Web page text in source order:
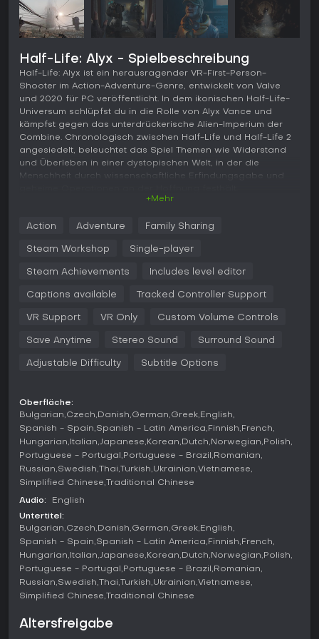
Half-Life: Alyx - Spielbeschreibung
Half-Life: Alyx ist ein herausragender VR-First-Person-
Shooter im Action-Adventure-Genre, entwickelt von Valve
und 2020 für PC veröffentlicht. In dem ikonischen Half-Life-
Universum schlüpfst du in die Rolle von Alyx Vance und
kämpfst gegen das unterdrückerische Alien-Imperium der
Combine. Chronologisch zwischen Half-Life und Half-Life 2
angesiedelt, beleuchtet das Spiel Themen wie Widerstand
und Überleben in einer dystopischen Welt, in der die
Menschheit durch wissenschaftliche Erfindungsgabe und
Das Kernelement des Gameplays basiert auf First-Person-
Interaktionen, die speziell für VR-Headsets optimiert sind und
betonen. Mit den Gravity Gloves ziehst du ferne Objekte zu
und bei der Erkundung. Der Nahkampf umfasst Waffen wie
präzises Zielen belohnt wird - etwa durch das Herauslehnen
aus Deckung oder das Werfen von Granaten, um Feinde
aufzuspüren. Puzzle-Aufgaben verlangen das Hacken
alienischer Geräte oder das Umarrangieren von Objekten,
schnelle Reflexe erfordern, um sie abzuschütteln.
erlauben es, Flaschen zu werfen, um Feinde abzulenken,
oder Fenster einzuschlagen für taktische Vorteile. Das
Design integriert VR-Steuerung nahtlos, sodass Aktionen wie
Nachladen oder das Lösen räumlicher Rätsel intuitiv und
fesselnd wirken.
Spielmodi
Half-Life: Alyx konzentriert sich auf eine Singleplayer-
Kampagne, die sich über eine lineare Abfolge von Kapiteln
entfaltet und Spieler von Stadtstraßen in alienenverseuchte
Zonen führt. Dieser Modus liefert die zentrale Story-
Erfahrung mit abwechslungsreichen Herausforderungen.
Zusätzlich zur Haupt-Kampagne unterstützt das Spiel
Community-Level durch integrierte Tools auf Basis von
+Mehr
Action Adventure Family Sharing
Steam Workshop Single-player
Steam Achievements Includes level editor
Captions available Tracked Controller Support
VR Support VR Only Custom Volume Controls
Save Anytime Stereo Sound Surround Sound
Adjustable Difficulty Subtitle Options
Oberfläche:
Bulgarian Czech Danish German Greek English
Spanish - Spain Spanish - Latin America Finnish French
Hungarian Italian Japanese Korean Dutch Norwegian Polish
Portuguese - Portugal
Portuguese - Brazil
Romanian
Russian Swedish Thai Turkish Ukrainian Vietnamese
Simplified Chinese
Traditional Chinese
Audio:
English
Untertitel:
Bulgarian Czech Danish German Greek English
Spanish - Spain Spanish - Latin America Finnish French
Hungarian Italian Japanese Korean Dutch Norwegian Polish
Portuguese - Portugal
Portuguese - Brazil
Romanian
Russian Swedish Thai Turkish Ukrainian Vietnamese
Simplified Chinese
Traditional Chinese
Altersfreigabe